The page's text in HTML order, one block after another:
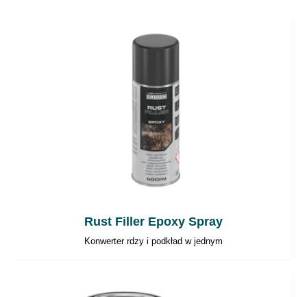
bezpośrednio po aplikacji.
należy zawsze postępować zgodnie z
instrukcjami zawartymi w karcie MSDS
Przeznaczony do nakładania na podłoża
wykonane z różnego rodzaju tworzyw
jego mieszanin.
Rust Filler Epoxy Spray
Konwerter rdzy i podkład w jednym